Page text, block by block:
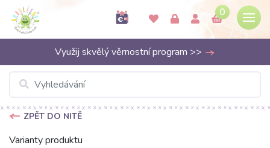
0
Využij skvělý věrnostní program >>
ZPĚT DO NITĚ
Varianty produktu